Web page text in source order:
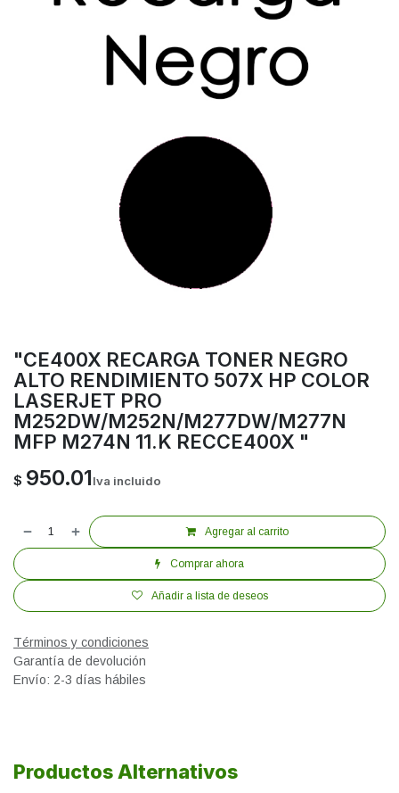
"CE400X RECARGA TONER NEGRO
ALTO RENDIMIENTO 507X HP COLOR
LASERJET PRO
M252DW/M252N/M277DW/M277N
MFP M274N 11.K RECCE400X "
$ 950.01Iva incluido
Agregar al carrito
Comprar ahora
Añadir a lista de deseos
Términos y condiciones
Garantía de devolución
Envío: 2-3 días hábiles
Productos Alternativos